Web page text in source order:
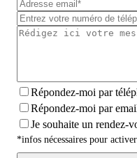
Répondez-moi par
Répondez-moi par
Je souhaite un rendez-
*infos nécessaires pour